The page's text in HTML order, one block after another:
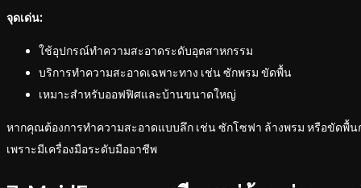
จุดเด่น:
ใช้อุปกรณ์ทำความสะอาดระดับอุตสาหกรรม
บริการทำความสะอาดเฉพาะทาง เช่น ซักพรม ขัดพื้น
เหมาะสำหรับออฟฟิศและบ้านขนาดใหญ่
หากคุณต้องการทำความสะอาดแบบลึก เช่น ซักโซฟา ล้างพรม หรือขัดพื้น
เพราะมีเครื่องมือระดับมืออาชีพ